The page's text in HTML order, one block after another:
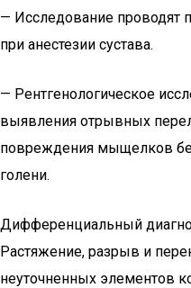
— Исследование проводят
при анестезии сустава.
— Рентгенологическое
выявления отрывных
повреждения мыщелков
голени.
Дифференциальный
Растяжение, разрыв и
неуточненных элементов